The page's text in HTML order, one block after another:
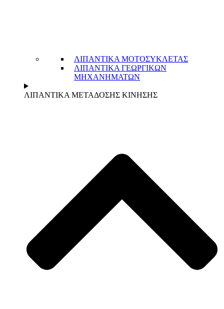
ΛΙΠΑΝΤΙΚΑ ΜΟΤΟΣΥΚΛΕΤΑΣ
ΛΙΠΑΝΤΙΚΑ ΓΕΩΡΓΙΚΩΝ
ΜΗΧΑΝΗΜΑΤΩΝ
ΛΙΠΑΝΤΙΚΑ ΜΕΤΑΔΟΣΗΣ ΚΙΝΗΣΗΣ